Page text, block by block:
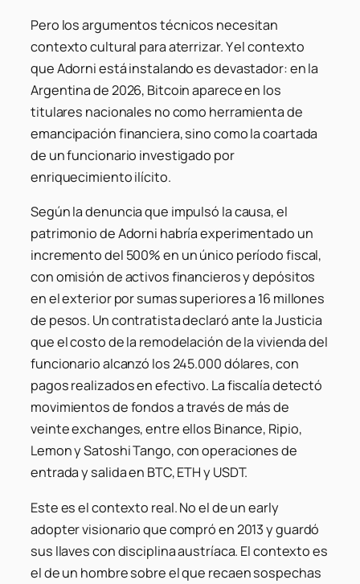
Pero los argumentos técnicos necesitan
contexto cultural para aterrizar. Y el contexto
que Adorni está instalando es devastador: en la
Argentina de 2026, Bitcoin aparece en los
titulares nacionales no como herramienta de
emancipación financiera, sino como la coartada
de un funcionario investigado por
enriquecimiento ilícito.
Según la denuncia que impulsó la causa, el
patrimonio de Adorni habría experimentado un
incremento del 500% en un único período fiscal,
con omisión de activos financieros y depósitos
en el exterior por sumas superiores a 16 millones
de pesos. Un contratista declaró ante la Justicia
que el costo de la remodelación de la vivienda del
funcionario alcanzó los 245.000 dólares, con
pagos realizados en efectivo. La fiscalía detectó
movimientos de fondos a través de más de
veinte exchanges, entre ellos Binance, Ripio,
Lemon y Satoshi Tango, con operaciones de
entrada y salida en BTC, ETH y USDT.
Este es el contexto real. No el de un early
adopter visionario que compró en 2013 y guardó
sus llaves con disciplina austríaca. El contexto es
el de un hombre sobre el que recaen sospechas